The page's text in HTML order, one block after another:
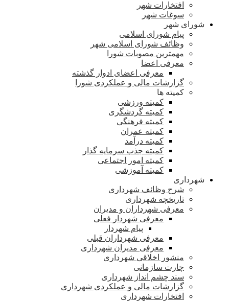
افتخارات شهر
سوغات شهر
شورای شهر
پیام شورای اسلامی
وظائف شورای اسلامی شهر
مهمترین مصوبات شورا
معرفی اعضا
معرفی اعضای ادوار گذشته
گزارشات مالی و عملکردی شورا
کمیته ها
کمیته ورزشی
کمیته گردشگری
کمیته فرهنگی
کمیته عمران
کمیته درآمد
کمیته جذب سرمایه گذار
کمیته امور اجتماعی
کمیته آموزشی
شهرداری
شرح وظائف شهرداری
تاریخچه شهرداری
معرفی شهرداران و مدیران
معرفی شهردار فعلی
پیام شهردار
معرفی شهرداران قبلی
معرفی مدیران شهرداری
منشور اخلاقی شهرداری
چارت سازمانی
سند چشم انداز شهرداری
گزارشات مالی و عملکردی شهرداری
افتخارات شهرداری